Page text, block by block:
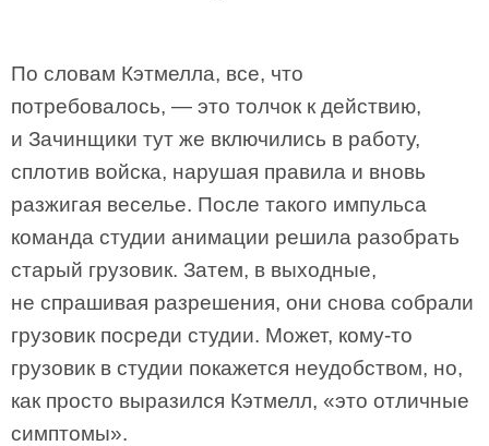
По словам Кэтмелла, все, что
потребовалось, — это толчок к действию,
и Зачинщики тут же включились в работу,
сплотив войска, нарушая правила и вновь
разжигая веселье. После такого импульса
команда студии анимации решила разобрать
старый грузовик. Затем, в выходные,
не спрашивая разрешения, они снова собрали
грузовик посреди студии. Может, кому-то
грузовик в студии покажется неудобством, но,
как просто выразился Кэтмелл, «это отличные
симптомы».